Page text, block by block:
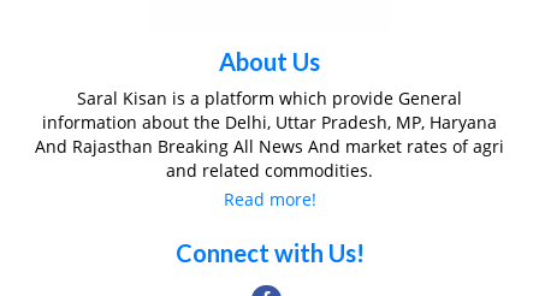
About Us
Saral Kisan is a platform which provide General
information about the Delhi, Uttar Pradesh, MP, Haryana
And Rajasthan Breaking All News And market rates of agri
and related commodities.
Read more!
Connect with Us!